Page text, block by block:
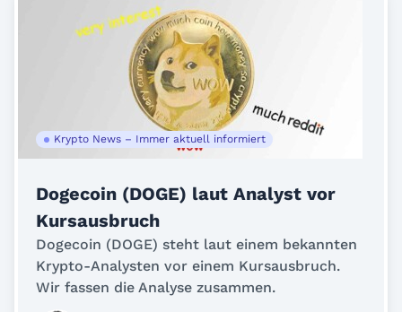
Krypto News – Immer aktuell informiert
Dogecoin (DOGE) laut Analyst vor
Kursausbruch
Dogecoin (DOGE) steht laut einem bekannten
Krypto-Analysten vor einem Kursausbruch.
Wir fassen die Analyse zusammen.